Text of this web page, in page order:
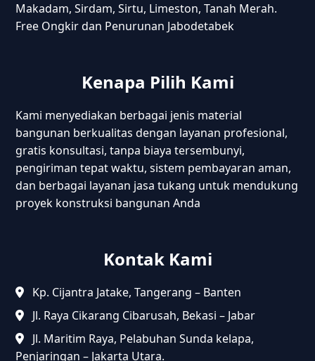
Makadam, Sirdam, Sirtu, Limeston, Tanah Merah.
Free Ongkir dan Penurunan Jabodetabek
Kenapa Pilih Kami
Kami menyediakan berbagai jenis material
bangunan berkualitas dengan layanan profesional,
gratis konsultasi, tanpa biaya tersembunyi,
pengiriman tepat waktu, sistem pembayaran aman,
dan berbagai layanan jasa tukang untuk mendukung
proyek konstruksi bangunan Anda
Kontak Kami
Kp. Cijantra Jatake, Tangerang – Banten
Jl. Raya Cikarang Cibarusah, Bekasi – Jabar
Jl. Maritim Raya, Pelabuhan Sunda kelapa,
Penjaringan – Jakarta Utara.